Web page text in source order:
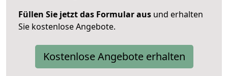
Füllen Sie jetzt das Formular aus und erhalten
Sie kostenlose Angebote.
Kostenlose Angebote erhalten